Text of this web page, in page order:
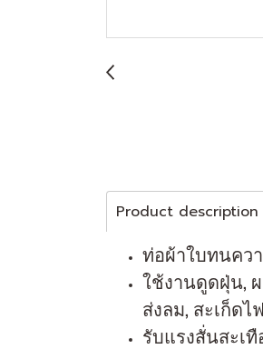
Product description
ท่อผ้าใบทนคว
ใช้งานดูดฝุ่น, ผ
ส่งลม, สะเก็ดไ
รับแรงสั่นสะเ